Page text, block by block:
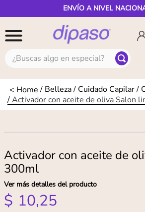
ENVÍO A NIVEL
¿Buscas algo en especial?
Belleza Cuidado Capilar
Activador con aceite de oliva Salon
Activador con aceite de
300ml
Ver más detalles del producto
$ 10,25